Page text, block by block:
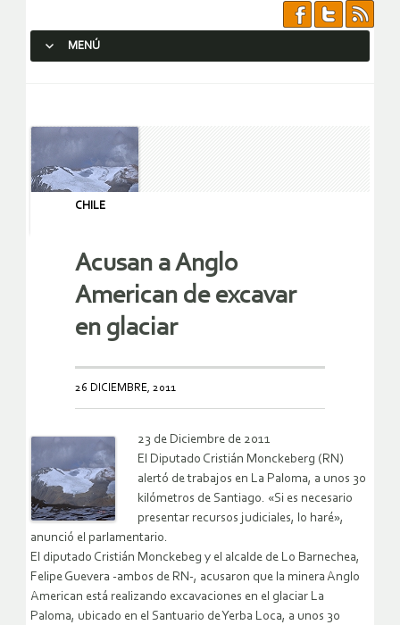
MENÚ
CHILE
Acusan a Anglo
American de excavar
en glaciar
26 DICIEMBRE, 2011
23 de Diciembre de 2011
El Diputado Cristián Monckeberg (RN)
alertó de trabajos en La Paloma, a unos 30
kilómetros de Santiago. «Si es necesario
presentar recursos judiciales, lo haré»,
anunció el parlamentario.
El diputado Cristián Monckebeg y el alcalde de Lo Barnechea,
Felipe Guevera -ambos de RN-, acusaron que la minera Anglo
American está realizando excavaciones en el glaciar La
Paloma, ubicado en el Santuario de Yerba Loca, a unos 30